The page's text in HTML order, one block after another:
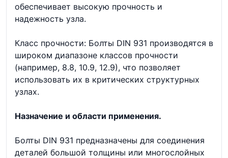
обеспечивает высокую прочность и
надежность узла.
Класс прочности: Болты DIN 931 производятся в
широком диапазоне классов прочности
(например, 8.8, 10.9, 12.9), что позволяет
использовать их в критических структурных
узлах.
Назначение и области применения.
Болты DIN 931 предназначены для соединения
деталей большой толщины или многослойных